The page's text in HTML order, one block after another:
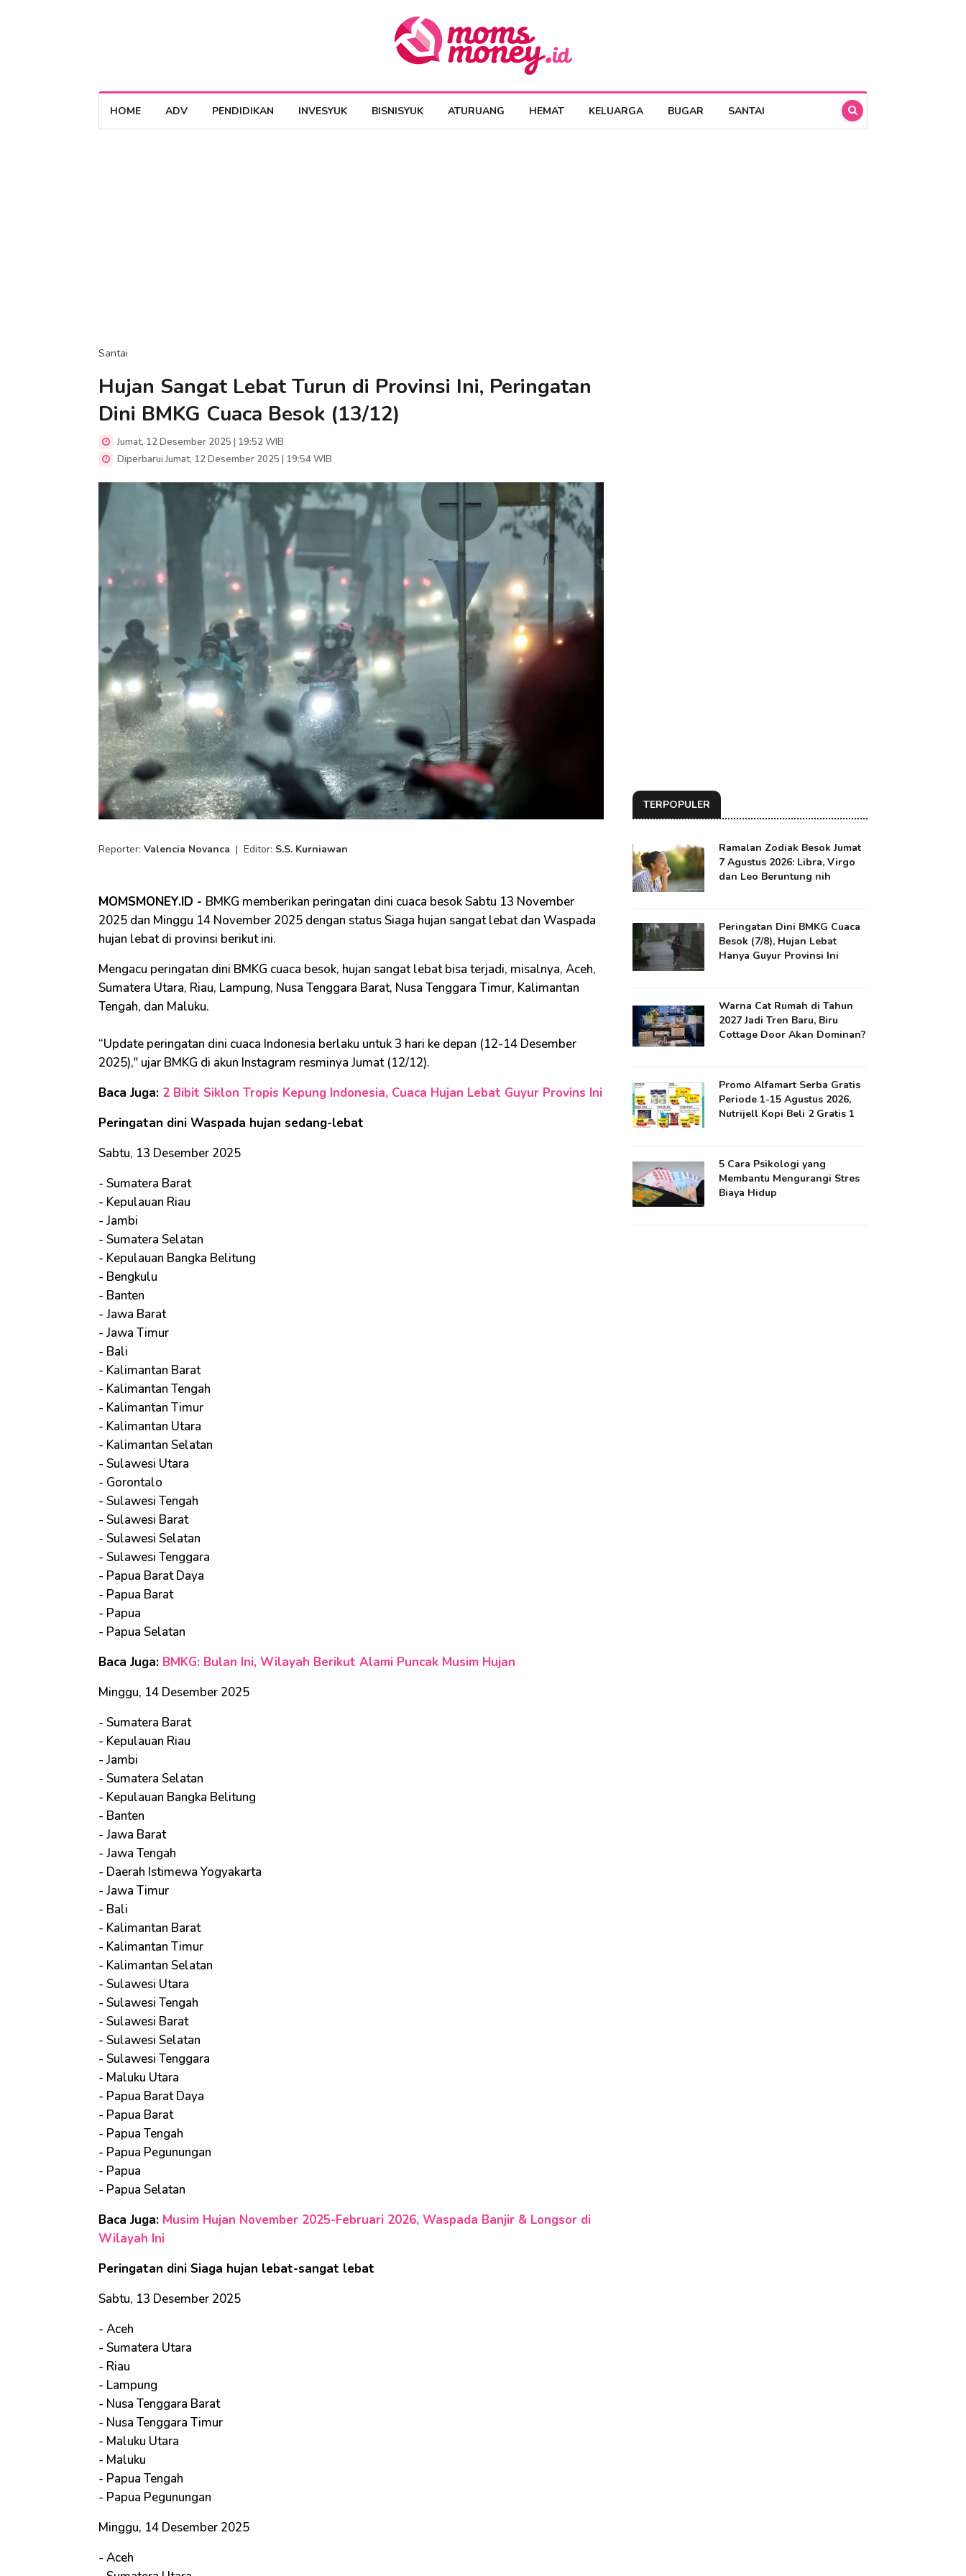
HOME ADV PENDIDIKAN INVESYUK BISNISYUK ATURUANG HEMAT KELUARGA BUGAR SANTAI
Santai
Hujan Sangat Lebat Turun di Provinsi Ini, Peringatan
Dini BMKG Cuaca Besok (13/12)
Jumat, 12 Desember 2025 | 19:52 WIB
Diperbarui Jumat, 12 Desember 2025 | 19:54 WIB
Reporter: Valencia Novanca | Editor: S.S. Kurniawan
MOMSMONEY.ID - BMKG memberikan peringatan dini cuaca besok Sabtu 13 November
2025 dan Minggu 14 November 2025 dengan status Siaga hujan sangat lebat dan Waspada
hujan lebat di provinsi berikut ini.
Mengacu peringatan dini BMKG cuaca besok, hujan sangat lebat bisa terjadi, misalnya, Aceh,
Sumatera Utara, Riau, Lampung, Nusa Tenggara Barat, Nusa Tenggara Timur, Kalimantan
Tengah, dan Maluku.
“Update peringatan dini cuaca Indonesia berlaku untuk 3 hari ke depan (12-14 Desember
2025)," ujar BMKG di akun Instagram resminya Jumat (12/12).
Baca Juga: 2 Bibit Siklon Tropis Kepung Indonesia, Cuaca Hujan Lebat Guyur Provins Ini
Peringatan dini Waspada hujan sedang-lebat
Sabtu, 13 Desember 2025
- Sumatera Barat
- Kepulauan Riau
- Jambi
- Sumatera Selatan
- Kepulauan Bangka Belitung
- Bengkulu
- Banten
- Jawa Barat
- Jawa Timur
- Bali
- Kalimantan Barat
- Kalimantan Tengah
- Kalimantan Timur
- Kalimantan Utara
- Kalimantan Selatan
- Sulawesi Utara
- Gorontalo
- Sulawesi Tengah
- Sulawesi Barat
- Sulawesi Selatan
- Sulawesi Tenggara
- Papua Barat Daya
- Papua Barat
- Papua
- Papua Selatan
Baca Juga: BMKG: Bulan Ini, Wilayah Berikut Alami Puncak Musim Hujan
Minggu, 14 Desember 2025
- Sumatera Barat
- Kepulauan Riau
- Jambi
- Sumatera Selatan
- Kepulauan Bangka Belitung
- Banten
- Jawa Barat
- Jawa Tengah
- Daerah Istimewa Yogyakarta
- Jawa Timur
- Bali
- Kalimantan Barat
- Kalimantan Timur
- Kalimantan Selatan
- Sulawesi Utara
- Sulawesi Tengah
- Sulawesi Barat
- Sulawesi Selatan
- Sulawesi Tenggara
- Maluku Utara
- Papua Barat Daya
- Papua Barat
- Papua Tengah
- Papua Pegunungan
- Papua
- Papua Selatan
Baca Juga: Musim Hujan November 2025-Februari 2026, Waspada Banjir & Longsor di
Wilayah Ini
Peringatan dini Siaga hujan lebat-sangat lebat
Sabtu, 13 Desember 2025
- Aceh
- Sumatera Utara
- Riau
- Lampung
- Nusa Tenggara Barat
- Nusa Tenggara Timur
- Maluku Utara
- Maluku
- Papua Tengah
- Papua Pegunungan
Minggu, 14 Desember 2025
- Aceh
TERPOPULER
Ramalan Zodiak Besok Jumat
7 Agustus 2026: Libra, Virgo
dan Leo Beruntung nih
Peringatan Dini BMKG Cuaca
Besok (7/8), Hujan Lebat
Hanya Guyur Provinsi Ini
Warna Cat Rumah di Tahun
2027 Jadi Tren Baru, Biru
Cottage Door Akan Dominan?
Promo Alfamart Serba Gratis
Periode 1-15 Agustus 2026,
Nutrijell Kopi Beli 2 Gratis 1
5 Cara Psikologi yang
Membantu Mengurangi Stres
Biaya Hidup